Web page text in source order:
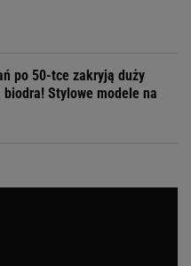
po 50-tce zakryją duży
Stylowe modele na